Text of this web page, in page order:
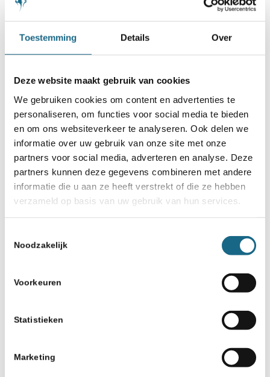
Toestemming Details Over
Deze website maakt gebruik van cookies
We gebruiken cookies om content en advertenties te
personaliseren, om functies voor social media te bieden
en om ons websiteverkeer te analyseren. Ook delen we
informatie over uw gebruik van onze site met onze
partners voor social media, adverteren en analyse. Deze
partners kunnen deze gegevens combineren met andere
informatie die u aan ze heeft verstrekt of die ze hebben
verzameld op basis van uw gebruik van hun services.
Noodzakelijk
Voorkeuren
Statistieken
Marketing
Misschien ook iets voor u
1 november 2017
Kwalificaties van NK VO
worden gespeeld via Chess.com
21 juli 2020
Herinneringsmedailles en
Summer Challenge #2: de
uitslag!